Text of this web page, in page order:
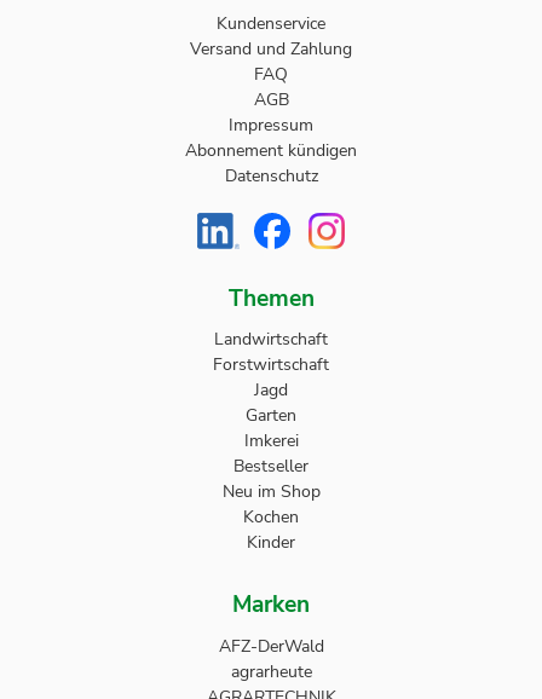
Kundenservice
Versand und Zahlung
FAQ
AGB
Impressum
Abonnement kündigen
Datenschutz
Themen
Landwirtschaft
Forstwirtschaft
Jagd
Garten
Imkerei
Bestseller
Neu im Shop
Kochen
Kinder
Marken
AFZ-DerWald
agrarheute